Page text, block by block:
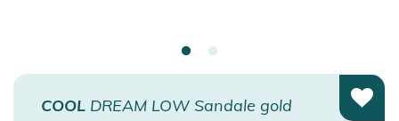
COOL DREAM LOW Sandale gold